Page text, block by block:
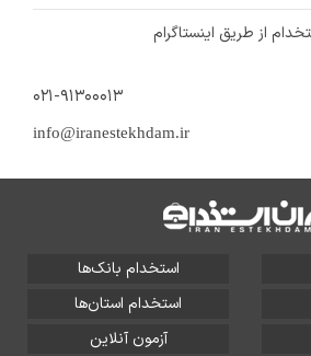
از طریق اینستاگرام
۰۲۱-۹۱۳۰۰۰۱۳
info@iranestekhdam.ir
استخدام بانک‌ها
استخدام استان‌ها
آزمون آنلاین